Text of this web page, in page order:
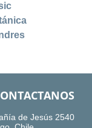
de Jesús 2540